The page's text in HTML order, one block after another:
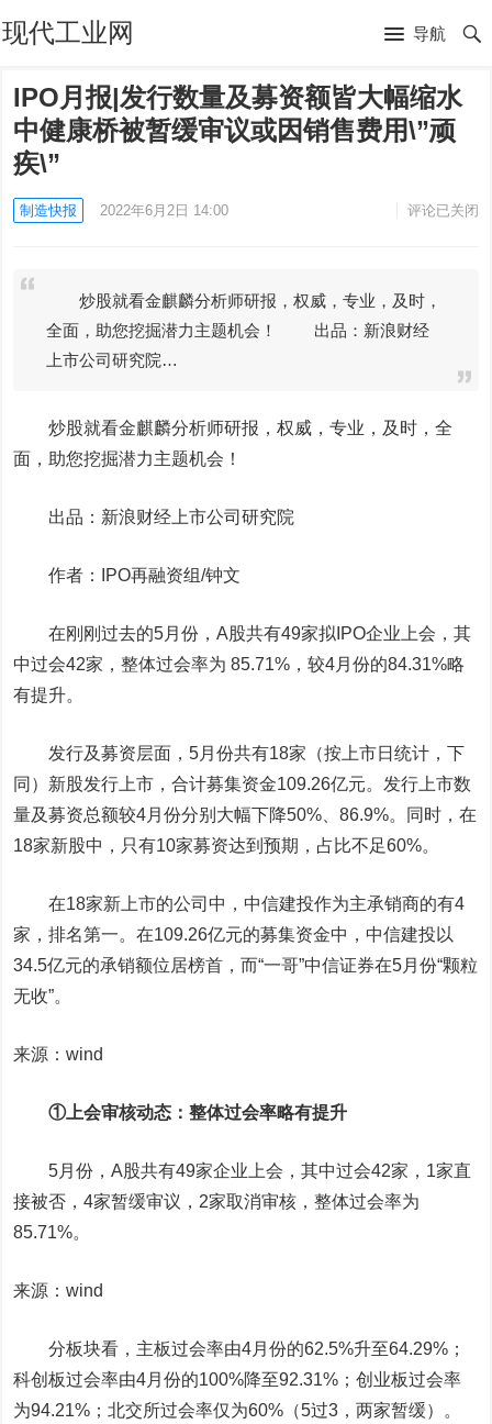
现代工业网 导航
IPO月报|发行数量及募资额皆大幅缩水
中健康桥被暂缓审议或因销售费用\”顽
疾\”
制造快报 2022年6月2日 14:00 评论已关闭
炒股就看金麒麟分析师研报，权威，专业，及时，
全面，助您挖掘潜力主题机会！ 出品：新浪财经
上市公司研究院…
炒股就看金麒麟分析师研报，权威，专业，及时，全
面，助您挖掘潜力主题机会！
出品：新浪财经上市公司研究院
作者：IPO再融资组/钟文
在刚刚过去的5月份，A股共有49家拟IPO企业上会，其
中过会42家，整体过会率为 85.71%，较4月份的84.31%略
有提升。
发行及募资层面，5月份共有18家（按上市日统计，下
同）新股发行上市，合计募集资金109.26亿元。发行上市数
量及募资总额较4月份分别大幅下降50%、86.9%。同时，在
18家新股中，只有10家募资达到预期，占比不足60%。
在18家新上市的公司中， 中信建投作为主承销商的有4
家，排名第一。在109.26亿元的募集资金中，中信建投以
34.5亿元的承销额位居榜首，而“一哥”中信证券在5月份“颗粒
无收”。
来源：wind
①上会审核动态：整体过会率略有提升
5月份，A股共有49家企业上会，其中过会42家，1家直
接被否，4家暂缓审议，2家取消审核，整体过会率为
85.71%。
来源：wind
分板块看，主板过会率由4月份的62.5%升至64.29%；
科创板过会率由4月份的100%降至92.31%；创业板过会率
为94.21%；北交所过会率仅为60%（5过3，两家暂缓）。